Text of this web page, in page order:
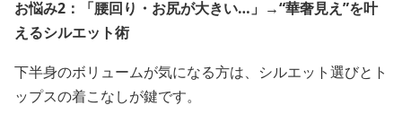
お悩み2：「腰回り・お尻が大きい…」→“華奢見え”を叶
えるシルエット術
下半身のボリュームが気になる方は、シルエット選びとト
ップスの着こなしが鍵です。